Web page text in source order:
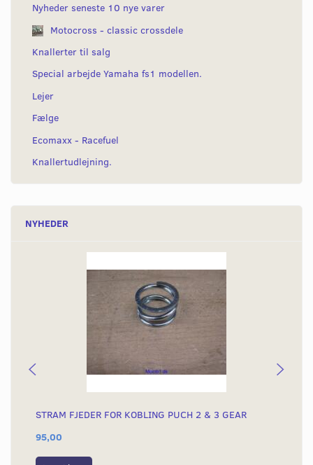
Nyheder seneste 10 nye varer
Motocross - classic crossdele
Knallerter til salg
Special arbejde Yamaha fs1 modellen.
Lejer
Fælge
Ecomaxx - Racefuel
Knallertudlejning.
NYHEDER
STRAM FJEDER FOR KOBLING PUCH 2 & 3 GEAR
95,00